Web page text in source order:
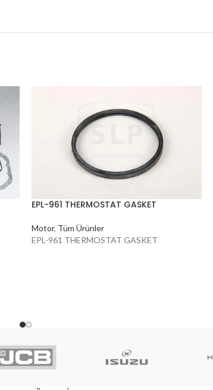
EPL-961 THERMOSTAT GASKET
Motor, Tüm Ürünler
EPL-961 THERMOSTAT GASKET